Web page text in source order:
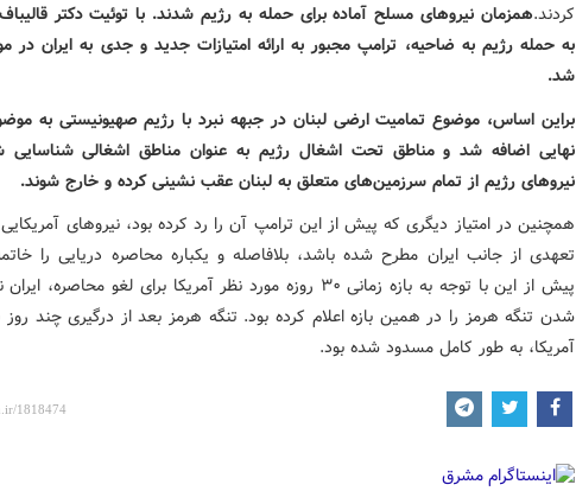
کردند.همزمان نیروهای مسلح آماده برای حمله به رژیم شدند. با توئیت دکتر
به حمله رژیم به ضاحیه، ترامپ مجبور به ارائه امتیازات جدید و جدی به ایران در
شد.
براین اساس، موضوع تمامیت ارضی لبنان در جبهه نبرد با رژیم صهیونیستی به
نهایی اضافه شد و مناطق تحت اشغال رژیم به عنوان مناطق اشغالی شناسایی
نیروهای رژیم از تمام سرزمین‌های متعلق به لبنان عقب نشینی کرده و خارج شوند.
همچنین در امتیاز دیگری که پیش از این ترامپ آن را رد کرده بود، نیروهای
تعهدی از جانب ایران مطرح شده باشد، بلافاصله و یکباره محاصره دریایی را
پیش از این با توجه به بازه زمانی ۳۰ روزه مورد نظر آمریکا برای لغو
شدن تنگه هرمز را در همین بازه اعلام کرده بود. تنگه هرمز بعد از درگیری چند روز
آمریکا،‌ به طور کامل مسدود شده بود.